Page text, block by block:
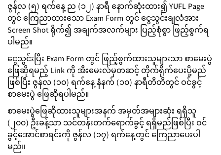
ဇွန်လ (၅) ရက်နေ့ ည (၁၂) နာရီ နောက်ဆုံးထား၍ YUFL Page
တွင် ကြေညာထားသော Exam Form တွင် ငွေသွင်းချလံအား
Screen Shot ရိုက်၍ အချက်အလက်များ ပြည့်စုံစွာ ဖြည့်စွက်ရ
ပါမည်။
ငွေသွင်းပြီး Exam Form တွင် ဖြည့်စွက်ထားသူများသာ စာမေးပွဲ
ဖြေဆိုရမည့် Link ကို အီးမေးလ်မှတဆင့် တိုက်ရိုက်ပေးပို့မည်
ဖြစ်ပြီး ဇွန်လ (၁၀) ရက်နေ့ နံနက် (၁၀) နာရီတိတိတွင် ဝင်ခွင့်
စာမေးပွဲ ဖြေဆိုရပါမည်။
စာမေးပွဲဖြေဆိုထားသူများအနက် အမှတ်အများဆုံး ရရှိသူ
(၂၀၀) ဦးခန့်သာ သင်တန်းတက်ရောက်ခွင့် ရရှိမည်ဖြစ်ပြီး ဝင်
ခွင့်အောင်စာရင်းကို ဇွန်လ (၁၇) ရက်နေ့တွင် ကြေညာပေးပါ
မည်။